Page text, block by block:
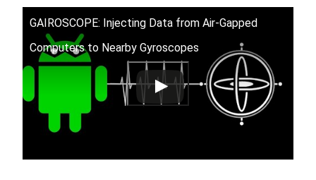
GAIROSCOPE: Injecting Data from Air-Gapped
Computers to Nearby Gyroscopes